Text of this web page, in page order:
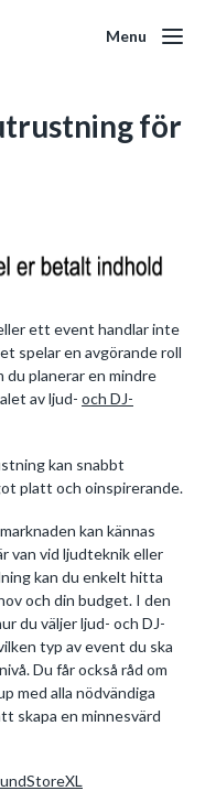
Menu
för
ett event handlar inte
spelar en avgörande roll
planerar en mindre
av ljud- och DJ-
kan snabbt
platt och oinspirerande.
kan kännas
van vid ljudteknik eller
kan du enkelt hitta
och din budget. I den
du väljer ljud- och DJ-
typ av event du ska
Du får också råd om
med alla nödvändiga
skapa en minnesvärd